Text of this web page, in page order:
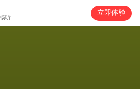
听
立即体验